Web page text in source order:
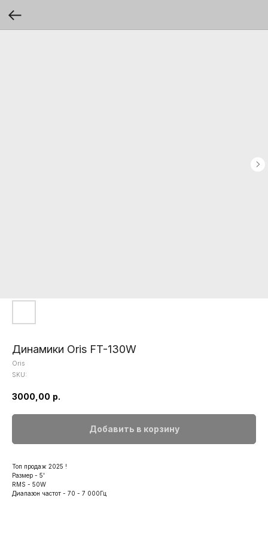
Динамики Oris FT-130W
Oris
SKU:
3000,00 р.
Добавить в корзину
Топ продаж 2025 !
Размер - 5'
RMS - 50W
Диапазон частот - 70 - 7 000Гц